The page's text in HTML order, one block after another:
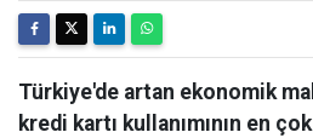
Türkiye'de artan ekonomik
kredi kartı kullanımının en